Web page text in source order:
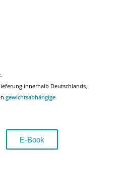
innerhalb Deutschlands,
gewichtsabhängige
E-Book